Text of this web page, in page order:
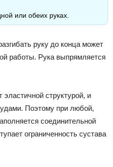
или обеих руках.
руку до конца может
работы. Рука выпрямляется
структурой, и
Поэтому при любой,
соединительной
ограниченность сустава